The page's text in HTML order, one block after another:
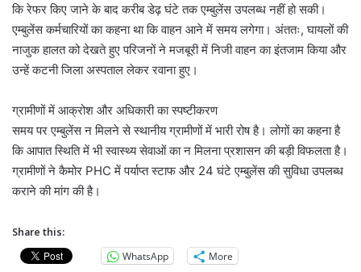
कि रेफर किए जाने के बाद करीब डेढ़ घंटे तक एम्बुलेंस उपलब्ध नहीं हो सकी।
एम्बुलेंस कर्मचारियों का कहना था कि वाहन आने में समय लगेगा। अंततः, घायलों की
नाजुक हालत को देखते हुए परिजनों ने मजबूरी में निजी वाहन का इंतजाम किया और
उन्हें कटनी जिला अस्पताल लेकर रवाना हुए।
ग्रामीणों में आक्रोश और अधिकारी का स्पष्टीकरण
समय पर एम्बुलेंस न मिलने से स्थानीय ग्रामीणों में भारी रोष है। लोगों का कहना है
कि आपात स्थिति में भी स्वास्थ्य सेवाओं का न मिलना प्रशासन की बड़ी विफलता है।
ग्रामीणों ने कैमोर PHC में पर्याप्त स्टाफ और 24 घंटे एम्बुलेंस की सुविधा उपलब्ध
कराने की मांग की है।
Share this:
WhatsApp
More